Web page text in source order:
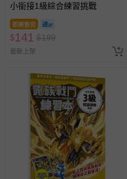
小銜接1級綜合練習挑戰
即將售完
$141 $199
最新上架